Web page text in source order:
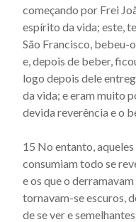
Actus beati Francisci
Actus beati Francisci
Actus beati Francisci
Actus beati Francisci
Actus beati Francisci
Actus beati Francisci
Actus Beati
começando por Frei
espírito da vida; este,
São Francisco, bebeu-
e, depois de beber,
logo depois dele
da vida; e eram muito
devida reverência e o
15 No entanto,
consumiam todo se
e os que o
tornavam-se escuros,
de se ver e